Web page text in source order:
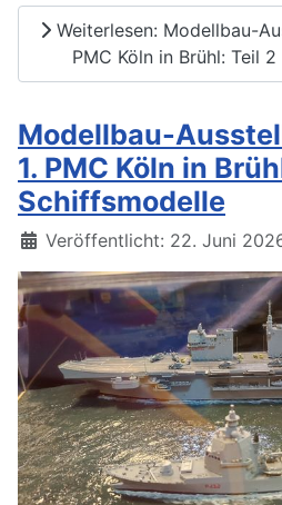
Weiterlesen: Modellbau-
PMC Köln in Brühl: Teil
Modellbau-
1. PMC Köln in
Schiffsmodelle
Details
Veröffentlicht: 22. Juni